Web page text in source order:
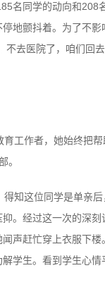
名同学的动向和208
地颤抖着。为了不
不去医院了，咱们
工作者，她始终把
。
知这位同学是单亲
。经过这一次的深
声赶忙穿上衣服下
学生。看到学生心